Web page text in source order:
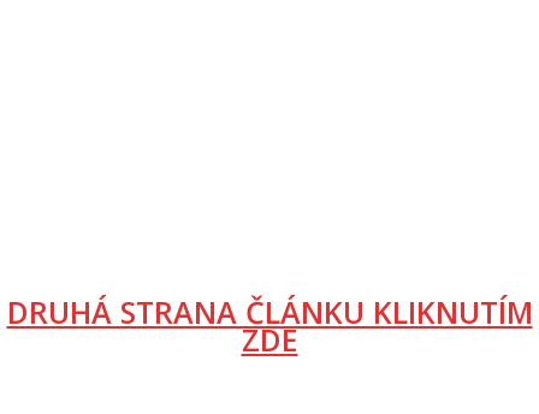
DRUHÁ STRANA ČLÁNKU KLIKNUTÍM
ZDE